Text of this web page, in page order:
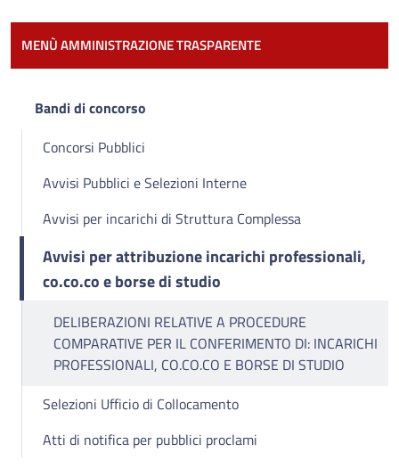
MENÙ AMMINISTRAZIONE TRASPARENTE
Bandi di concorso
Concorsi Pubblici
Avvisi Pubblici e Selezioni Interne
Avvisi per incarichi di Struttura Complessa
Avvisi per attribuzione incarichi professionali,
co.co.co e borse di studio
DELIBERAZIONI RELATIVE A PROCEDURE
COMPARATIVE PER IL CONFERIMENTO DI: INCARICHI
PROFESSIONALI, CO.CO.CO E BORSE DI STUDIO
Selezioni Ufficio di Collocamento
Atti di notifica per pubblici proclami